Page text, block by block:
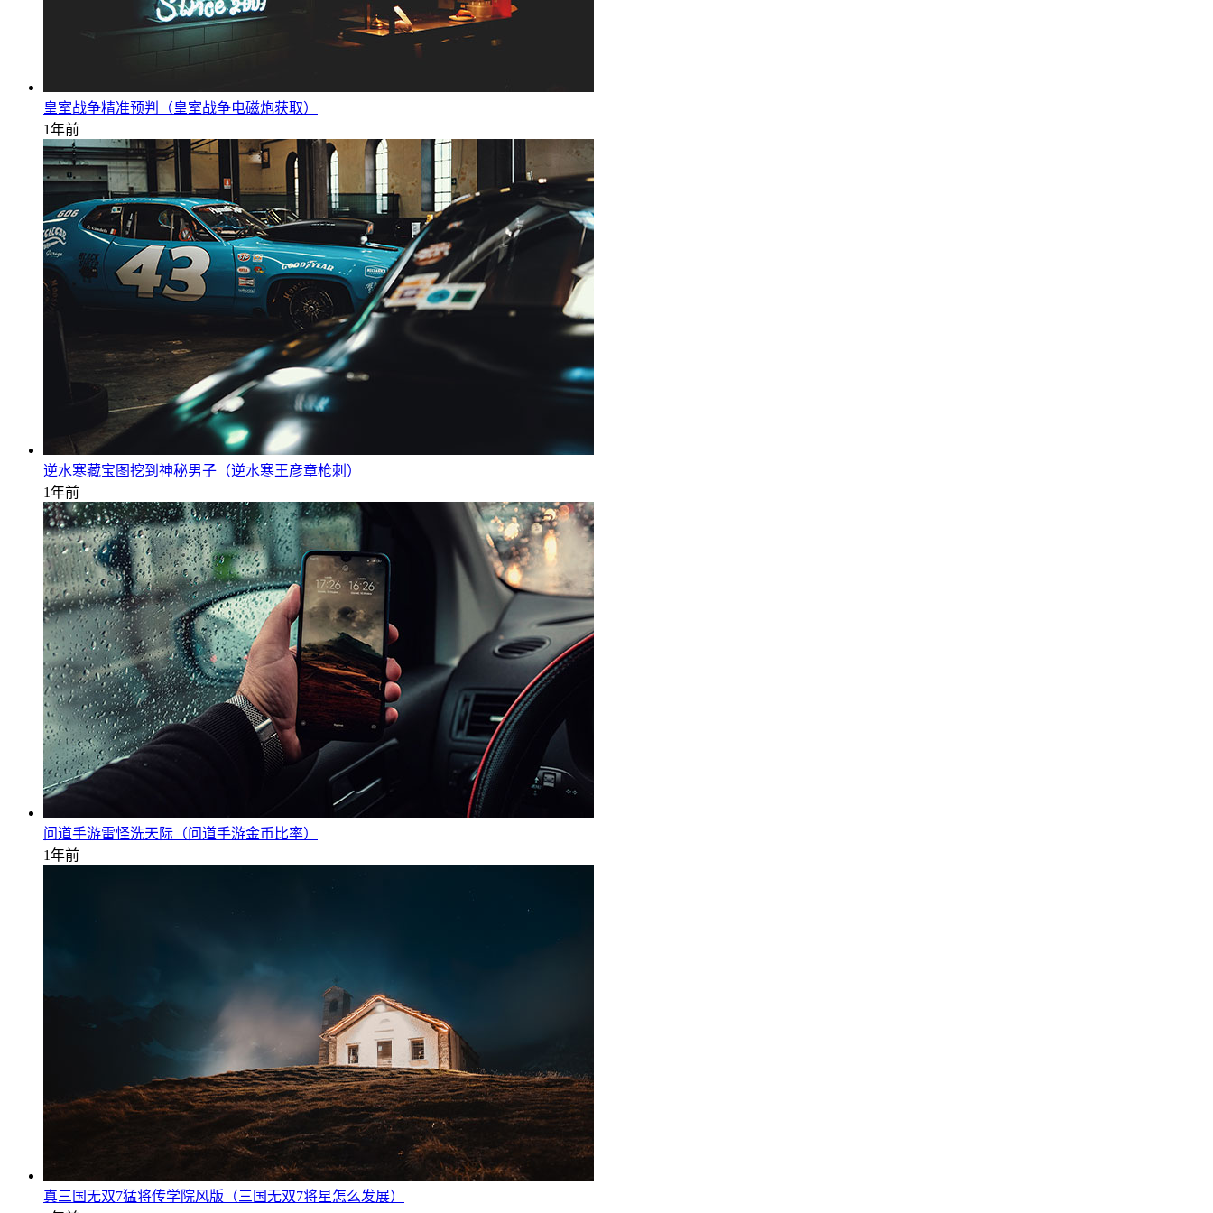
皇室战争精准预判（皇室战争电磁炮获取）
1年前
逆水寒藏宝图挖到神秘男子（逆水寒王彦章枪刺）
1年前
问道手游雷怪洗天际（问道手游金币比率）
1年前
真三国无双7猛将传学院风版（三国无双7将星怎么发展）